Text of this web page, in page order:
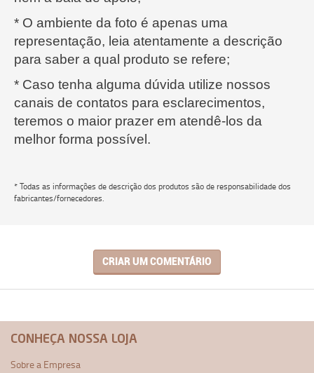
* O ambiente da foto é apenas uma
representação, leia atentamente a descrição
para saber a qual produto se refere;
* Caso tenha alguma dúvida utilize nossos
canais de contatos para esclarecimentos,
teremos o maior prazer em atendê-los da
melhor forma possível.
* Todas as informações de descrição dos produtos são de responsabilidade dos
fabricantes/fornecedores.
CRIAR UM COMENTÁRIO
CONHEÇA NOSSA LOJA
Sobre a Empresa